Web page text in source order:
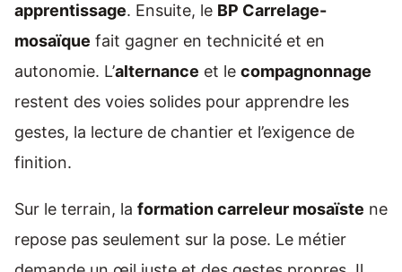
apprentissage. Ensuite, le BP Carrelage-
mosaïque fait gagner en technicité et en
autonomie. L’alternance et le compagnonnage
restent des voies solides pour apprendre les
gestes, la lecture de chantier et l’exigence de
finition.
Sur le terrain, la formation carreleur mosaïste ne
repose pas seulement sur la pose. Le métier